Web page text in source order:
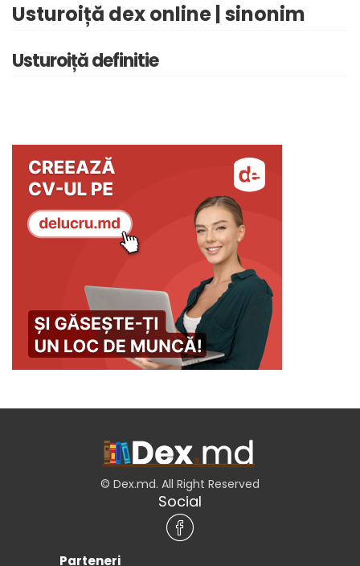
Usturoiță dex online | sinonim
Usturoiță definitie
© Dex.md. All Right Reserved
Social
Parteneri